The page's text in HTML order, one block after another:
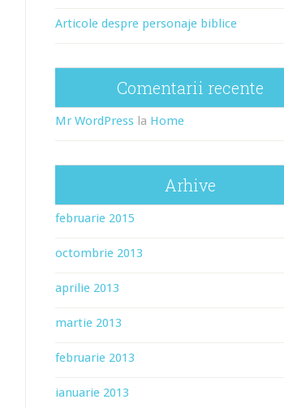
Articole despre personaje biblice
Comentarii recente
Mr WordPress la Home
Arhive
februarie 2015
octombrie 2013
aprilie 2013
martie 2013
februarie 2013
ianuarie 2013